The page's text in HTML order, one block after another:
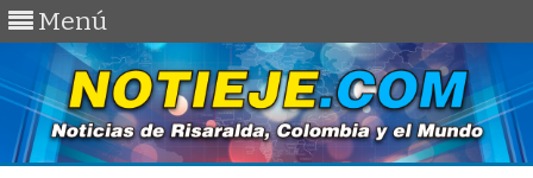
Menú